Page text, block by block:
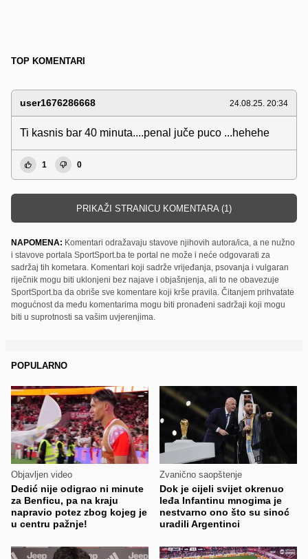
TOP KOMENTARI
user1676286668 24.08.25. 20:34
Ti kasnis bar 40 minuta....penal juče puco ...hehehe
1 0
PRIKAŽI STRANICU KOMENTARA (1)
NAPOMENA: Komentari odražavaju stavove njihovih autora/ica, a ne nužno
i stavove portala SportSport.ba te portal ne može i neće odgovarati za
sadržaj tih kometara. Komentari koji sadrže vrijeđanja, psovanja i vulgaran
riječnik mogu biti uklonjeni bez najave i objašnjenja, ali to ne obavezuje
SportSport.ba da obriše sve komentare koji krše pravila. Čitanjem prihvatate
mogućnost da među komentarima mogu biti pronađeni sadržaji koji mogu
biti u suprotnosti sa vašim uvjerenjima.
POPULARNO
Objavljen video
Dedić nije odigrao ni minute
za Benficu, pa na kraju
napravio potez zbog kojeg je
u centru pažnje!
Zvanično saopštenje
Dok je cijeli svijet okrenuo
leđa Infantinu mnogima je
nestvarno ono što su sinoć
uradili Argentinci